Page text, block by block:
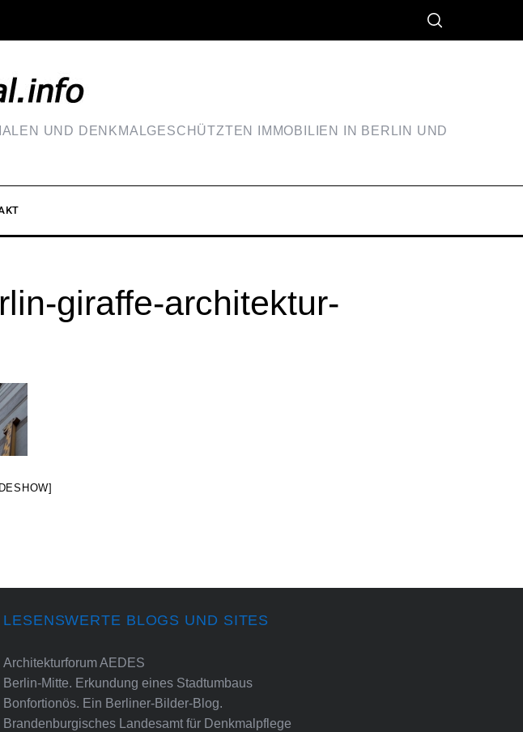
UND DENKMALGESCHÜTZTEN IMMOBILIEN IN BERLIN UND
giraffe-architektur-
LESENSWERTE BLOGS UND SITES
Architekturforum AEDES
Berlin-Mitte. Erkundung eines Stadtumbaus
Bonfortionös. Ein Berliner-Bilder-Blog.
Brandenburgisches Landesamt für Denkmalpflege